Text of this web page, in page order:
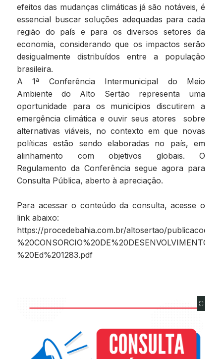
efeitos das mudanças climáticas já são notáveis, é
essencial buscar soluções adequadas para cada
região do país e para os diversos setores da
economia, considerando que os impactos serão
desigualmente distribuídos entre a população
brasileira.
A 1ª Conferência Intermunicipal do Meio
Ambiente do Alto Sertão representa uma
oportunidade para os municípios discutirem a
emergência climática e ouvir seus atores sobre
alternativas viáveis, no contexto em que novas
políticas estão sendo elaboradas no país, em
alinhamento com objetivos globais. O
Regulamento da Conferência segue agora para
Consulta Pública, aberto à apreciação.
Para acessar o conteúdo da consulta, acesse o
link abaixo:
https://procedebahia.com.br/altosertao/publicacoes/
%20Ed%201283.pdf